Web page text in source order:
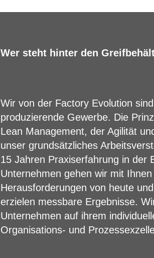
Wer steht hinter den
Wir von der Factory Evolution
produzierende Gewerbe. Die
Lean Management, der Agilität
unser grundsätzliches
15 Jahren Praxiserfahrung in der
Unternehmen gehen wir mit
Herausforderungen von heute
erzielen messbare Ergebnisse.
Unternehmen auf ihrem
Organisations- und